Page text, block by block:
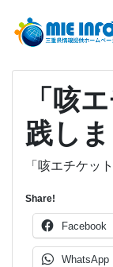
「咳
践し
「咳エチケッ
Share!
Facebook
WhatsApp